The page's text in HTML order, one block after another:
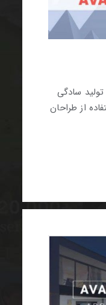
سادگی
از طراحان